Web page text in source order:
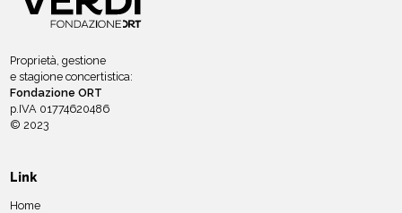
Proprietà, gestione
e stagione concertistica:
Fondazione ORT
p.IVA 01774620486
© 2023
Link
Home